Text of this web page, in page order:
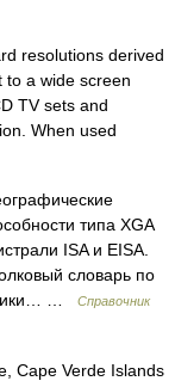
resolutions derived
to a wide screen
TV sets and
When used
типа XGA
ISA и EISA.
словарь по
…
Справочник
Cape Verde Islands